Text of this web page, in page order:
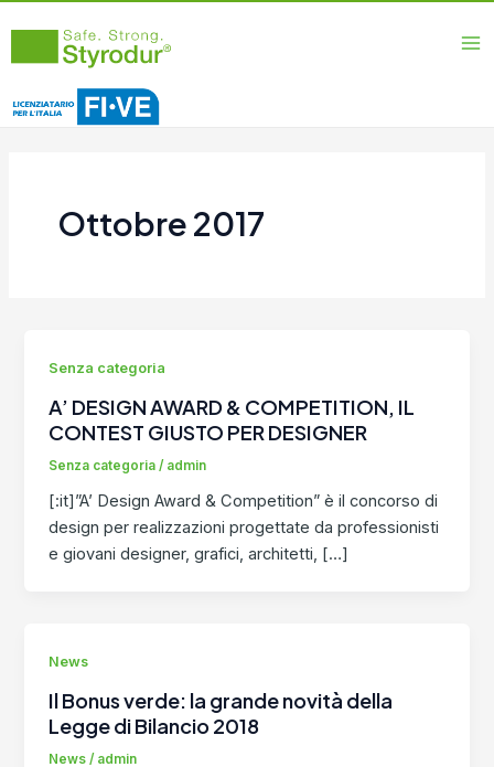
contenuto
Ottobre 2017
Senza categoria
A’ DESIGN AWARD & COMPETITION, IL
CONTEST GIUSTO PER DESIGNER
Senza categoria / admin
[:it]”A’ Design Award & Competition” è il concorso di
design per realizzazioni progettate da professionisti
e giovani designer, grafici, architetti, […]
News
Il Bonus verde: la grande novità della
Legge di Bilancio 2018
News / admin